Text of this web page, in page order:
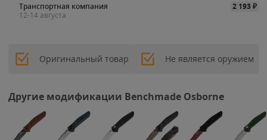
Транспортная компания
2 193₽
12-14 августа
Оригинальный товар Не является оружием
Другие модификации Benchmade Osborne